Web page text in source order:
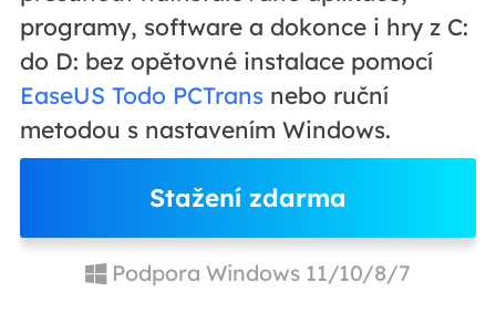
programy, software a dokonce i hry z C:
do D: bez opětovné instalace pomocí
EaseUS Todo PCTrans nebo ruční
metodou s nastavením Windows.
Stažení zdarma
Podpora Windows 11/10/8/7